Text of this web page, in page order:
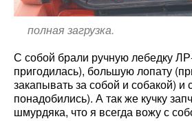
полная загрузка.
С собой брали ручную лебедку
пригодилась), большую лопату
закапывать за собой и собакой) и
понадобились). А так же кучку
шмурдяка, что я всегда вожу с